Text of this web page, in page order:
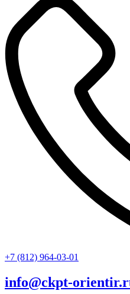
+7 (812) 964-03-01
info@ckpt-